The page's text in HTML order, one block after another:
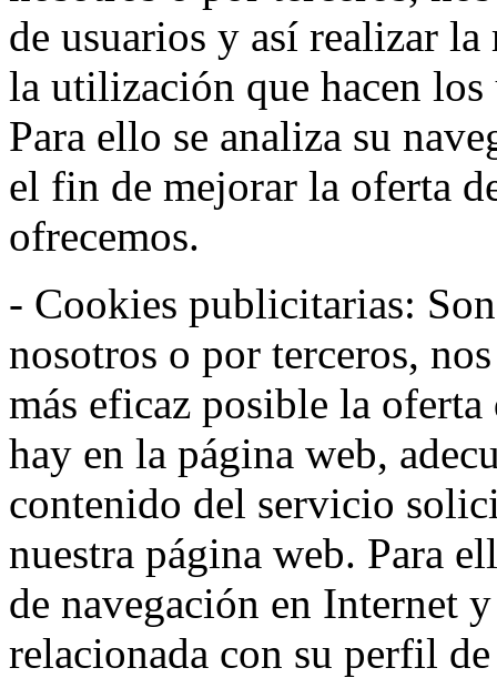
de usuarios y así realizar
la utilización que hacen
Para ello se analiza su
el fin de mejorar la oferta
ofrecemos.
- Cookies publicitarias:
nosotros o por terceros,
más eficaz posible la
hay en la página web,
contenido del servicio
nuestra página web. Para
de navegación en Internet
relacionada con su perfil